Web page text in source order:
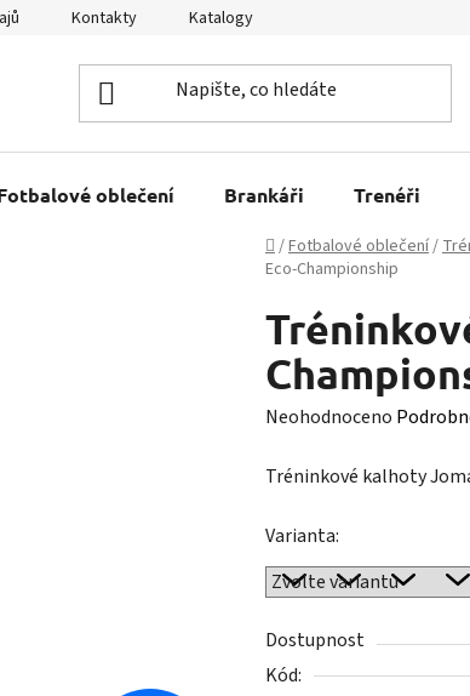
Kontakty Katalogy
oblečení Brankáři Trenéři
Domů
/Fotbalové oblečení/
Eco-Championship
Průměrné
produktu
0,0
z
hvězdiček.
Neohodnoceno
Tréninkové kalhoty
Varianta:
Dostupnost
Kód: